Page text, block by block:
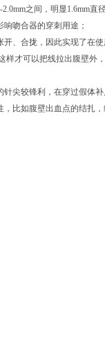
之间，明显1.6mm直
吻合器的穿刺用途；
、合拢，因此实现了在
才可以把线拉出腹壁外
尖较锋利，在穿过假体补
比如腹壁出血点的结扎